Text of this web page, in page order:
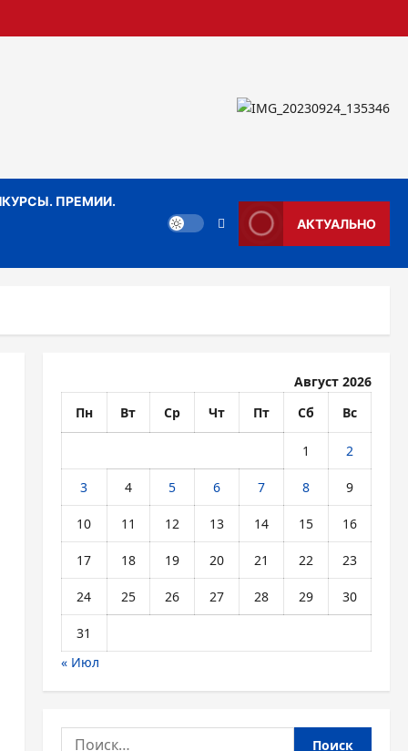
ПРЕМИИ.
АКТУАЛЬНО
Август 2026
Пн
Вт Ср Чт Пт Сб Вс
1 2
3 4 5 6 7 8 9
10 11 12 13 14 15 16
17 18 19 20 21 22 23
24 25 26 27 28 29 30
31
« Июл
Найти: